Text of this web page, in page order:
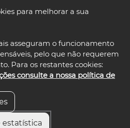
para melhorar a sua
asseguram o funcionamento
pelo que não requerem
Para os restantes cookies:
consulte a nossa política de
estatística
select language